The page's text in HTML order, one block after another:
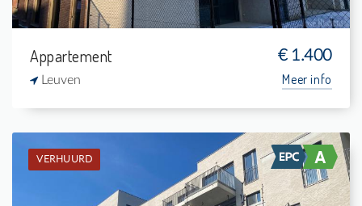
Appartement € 1.400
Leuven Meer info
VERHUURD